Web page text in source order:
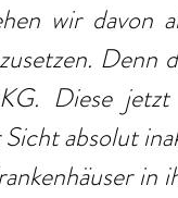
wir davon
Denn
Diese
Sicht absolut
in